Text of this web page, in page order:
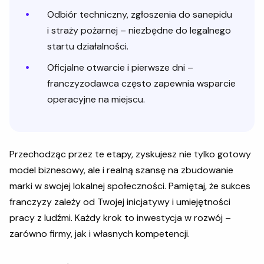
Odbiór techniczny, zgłoszenia do sanepidu
i straży pożarnej – niezbędne do legalnego
startu działalności.
Oficjalne otwarcie i pierwsze dni –
franczyzodawca często zapewnia wsparcie
operacyjne na miejscu.
Przechodząc przez te etapy, zyskujesz nie tylko gotowy
model biznesowy, ale i realną szansę na zbudowanie
marki w swojej lokalnej społeczności. Pamiętaj, że sukces
franczyzy zależy od Twojej inicjatywy i umiejętności
pracy z ludźmi. Każdy krok to inwestycja w rozwój –
zarówno firmy, jak i własnych kompetencji.